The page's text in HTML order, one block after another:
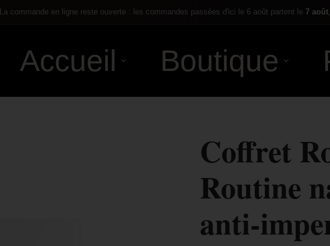
La commande en ligne reste ouverte : les commandes passées d'ici le 6 août partent le 7 août
Accueil Boutique
Coffret
Routine
anti-